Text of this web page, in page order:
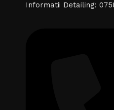
Informatii Detailing: